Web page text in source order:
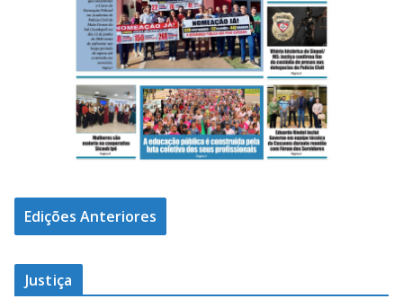
Edições Anteriores
Justiça